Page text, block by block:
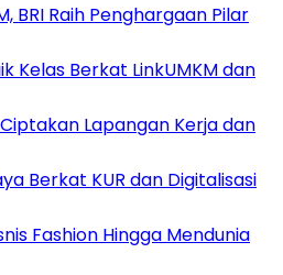
BRI Raih Penghargaan Pilar
Kelas Berkat LinkUMKM dan
Ciptakan Lapangan Kerja dan
Berkat KUR dan Digitalisasi
Fashion Hingga Mendunia